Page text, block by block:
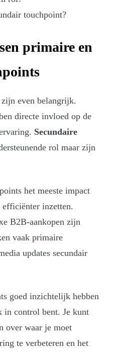
touchpoint?
primaire en
even belangrijk.
directe invloed op de
Secundaire
rol maar zijn
het meeste impact
inzetten.
B2B-aankopen zijn
vaak primaire
updates secundair
goed inzichtelijk hebben
in control bent. Je kunt
over waar je moet
te verbeteren en het